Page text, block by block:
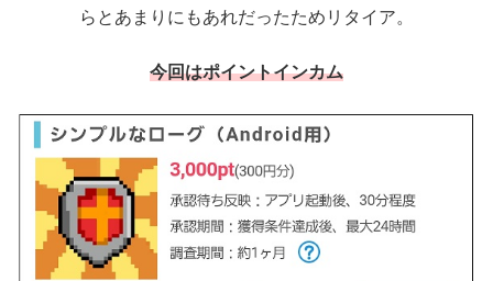
らとあまりにもあれだったためリタイア。
今回はポイントインカム